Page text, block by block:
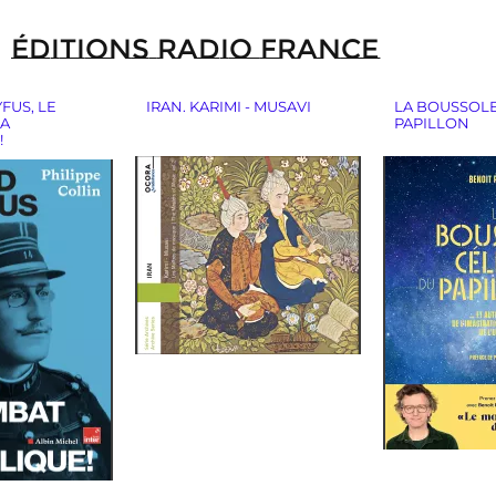
ÉDITIONS RADIO FRANCE
LE
IRAN. KARIMI - MUSAVI
LA
PAPILLON